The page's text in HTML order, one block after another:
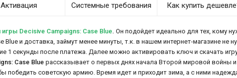
Активация Системные требования Как купить
Decisive Campaigns: Case Blue. Он подойдет идеально для тех, кому
Blue и доставка, займут менее минуты, т.к. в нашем интернет-магазине не
1 секунды после платежа. Далее можно активировать ключ и скачать
Case Blue рассказывает о первых днях начала Второй мировой войны
победить советскую армию. Время идет и приходит зима, а с ними